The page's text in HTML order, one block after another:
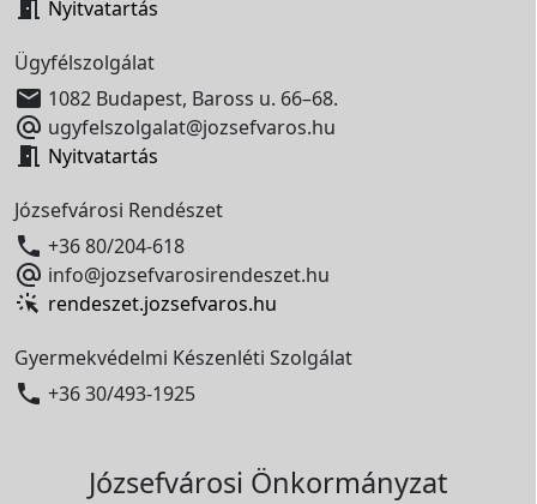
 Nyitvatartás
Ügyfélszolgálat
 1082 Budapest, Baross u. 66–68.
 ugyfelszolgalat@jozsefvaros.hu
 Nyitvatartás
Józsefvárosi Rendészet
 +36 80/204-618
 info@jozsefvarosirendeszet.hu
rendeszet.jozsefvaros.hu
Gyermekvédelmi Készenléti Szolgálat
 +36 30/493-1925
Józsefvárosi Önkormányzat